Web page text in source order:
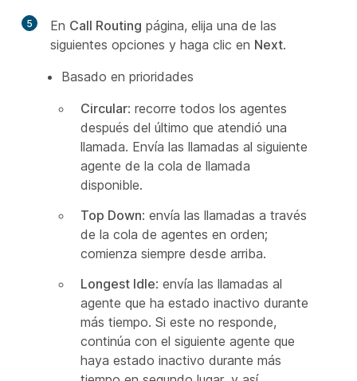
5 En Call Routing página, elija una de las
siguientes opciones y haga clic en Next.
Basado en prioridades
Circular: recorre todos los agentes
después del último que atendió una
llamada. Envía las llamadas al siguiente
agente de la cola de llamada
disponible.
Top Down: envía las llamadas a través
de la cola de agentes en orden;
comienza siempre desde arriba.
Longest Idle: envía las llamadas al
agente que ha estado inactivo durante
más tiempo. Si este no responde,
continúa con el siguiente agente que
haya estado inactivo durante más